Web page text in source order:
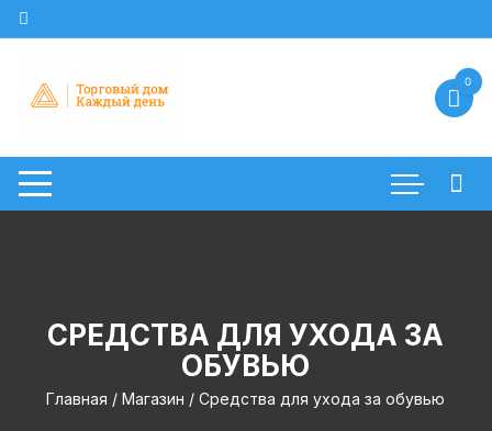
Перейти
к
0
СРЕДСТВА ДЛЯ УХОДА ЗА
ОБУВЬЮ
Главная /Магазин / Средства для ухода за обувью